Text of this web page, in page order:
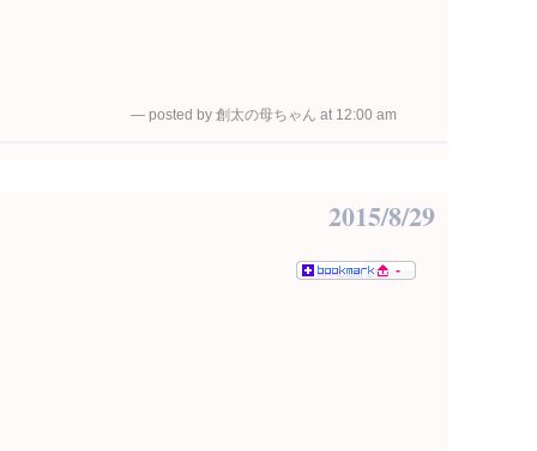
— posted by 創太の母ちゃん at 12:00 am
2015/8/29
-